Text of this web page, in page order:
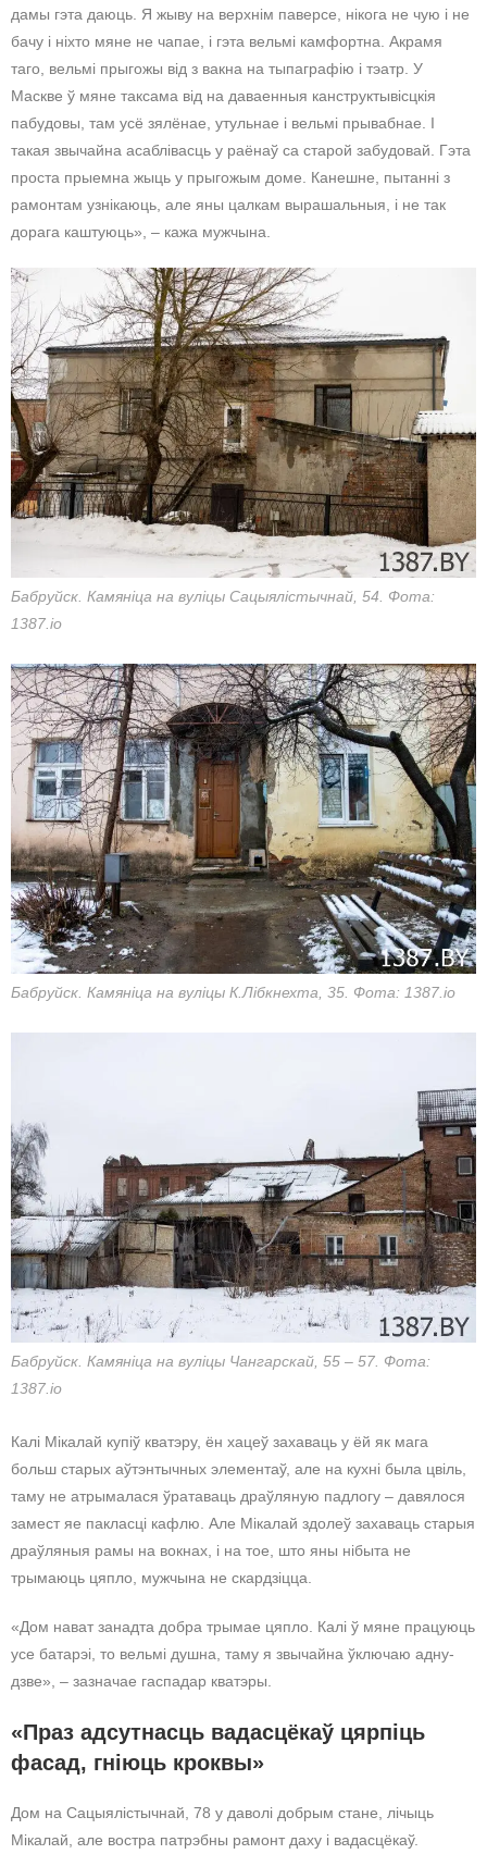
дамы гэта даюць. Я жыву на верхнім паверсе, нікога не чую і не
бачу і ніхто мяне не чапае, і гэта вельмі камфортна. Акрамя
таго, вельмі прыгожы від з вакна на тыпаграфію і тэатр. У
Маскве ў мяне таксама від на даваенныя канструктывісцкія
пабудовы, там усё зялёнае, утульнае і вельмі прывабнае. І
такая звычайна асаблівасць у раёнаў са старой забудовай. Гэта
проста прыемна жыць у прыгожым доме. Канешне, пытанні з
рамонтам узнікаюць, але яны цалкам вырашальныя, і не так
дорага каштуюць», – кажа мужчына.
Бабруйск. Камяніца на вуліцы Сацыялістычнай, 54. Фота:
1387.io
Бабруйск. Камяніца на вуліцы К.Лібкнехта, 35. Фота: 1387.io
Бабруйск. Камяніца на вуліцы Чангарскай, 55 – 57. Фота:
1387.io
Калі Мікалай купіў кватэру, ён хацеў захаваць у ёй як мага
больш старых аўтэнтычных элементаў, але на кухні была цвіль,
таму не атрымалася ўратаваць драўляную падлогу – давялося
замест яе пакласці кафлю. Але Мікалай здолеў захаваць старыя
драўляныя рамы на вокнах, і на тое, што яны нібыта не
трымаюць цяпло, мужчына не скардзіцца.
«Дом нават занадта добра трымае цяпло. Калі ў мяне працуюць
усе батарэі, то вельмі душна, таму я звычайна ўключаю адну-
дзве», – зазначае гаспадар кватэры.
«Праз адсутнасць вадасцёкаў цярпіць
фасад, гніюць кроквы»
Дом на Сацыялістычнай, 78 у даволі добрым стане, лічыць
Мікалай, але востра патрэбны рамонт даху і вадасцёкаў.